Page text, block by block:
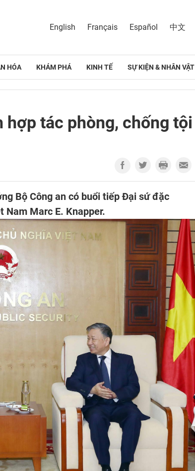
English Français Español 中文
HÓA KHÁM PHÁ KINH TẾ SỰ KIỆN & NHÂN VẬT
hợp tác phòng, chống tội
Bộ Công an có buổi tiếp Đại sứ đặc
Nam Marc E. Knapper.